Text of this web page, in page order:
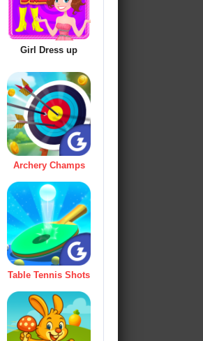
Girl Dress up
Archery Champs
Table Tennis Shots